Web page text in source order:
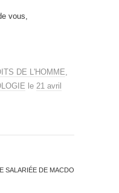
vous,
DE L'HOMME
le 21 avril
SALARIÉE DE MACDO